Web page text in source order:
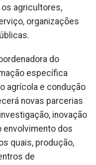
agricultores,
organizações
do
específica
agrícola e condução
novas parcerias
inovação
envolvimento dos
quais, produção,
de